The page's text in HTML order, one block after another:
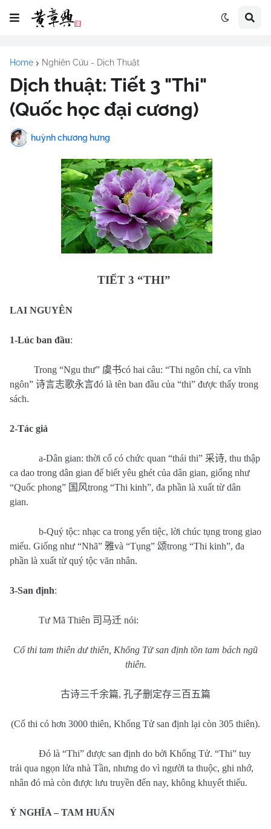
Home Nghiên Cứu - Dịch Thuật
Dịch thuật: Tiết 3 "Thi"
(Quốc học đại cương)
huỳnh chương hưng
TIẾT 3 “THI”
LAI NGUYÊN
1-Lúc ban đầu:
Trong “Ngu thư” 虞书có hai câu: “Thi ngôn chí, ca vĩnh
ngôn” 诗言志歌永言đó là tên ban đầu của “thi” được thấy trong
sách.
2-Tác giả
a-Dân gian: thời cổ có chức quan “thái thi” 采诗, thu thập
ca dao trong dân gian để biết yêu ghét của dân gian, giống như
“Quốc phong” 国风trong “Thi kinh”, đa phần là xuất từ dân
gian.
b-Quý tộc: nhạc ca trong yến tiệc, lời chúc tụng trong giao
miếu. Giống như “Nhã” 雅và “Tụng” 颂trong “Thi kinh”, đa
phần là xuất từ quý tộc văn nhân.
3-San định:
Tư Mã Thiên 司马迁 nói:
Cổ thi tam thiên dư thiên, Khổng Tử san định tồn tam bách ngũ
thiên.
古诗三千余篇, 孔子删定存三百五篇
(Cổ thi có hơn 3000 thiên, Khổng Tử san định lại còn 305 thiên).
Đó là “Thi” được san định do bởi Khổng Tử. “Thi” tuy
trải qua ngọn lửa nhà Tần, nhưng do vì người ta thuộc, ghi nhớ,
nhân đó mà còn được lưu truyền đến nay, không khuyết thiếu.
Ý NGHĨA – TAM HUẤN